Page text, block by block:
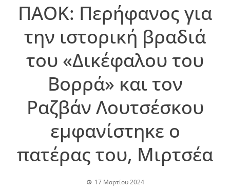
ΠΑΟΚ: Περήφανος για
την ιστορική βραδιά
του «Δικέφαλου του
Βορρά» και τον
Ραζβάν Λουτσέσκου
εμφανίστηκε ο
πατέρας του, Μιρτσέα
17 Μαρτίου 2024